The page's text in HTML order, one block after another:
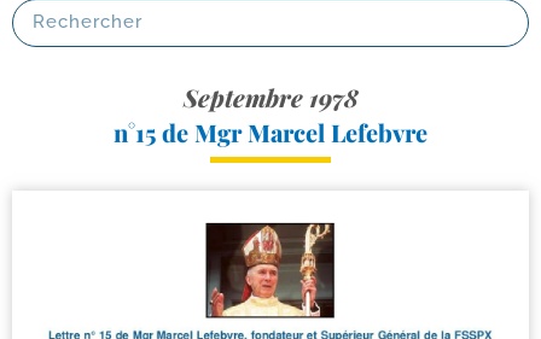
Septembre 1978
n°15 de Mgr Marcel Lefebvre